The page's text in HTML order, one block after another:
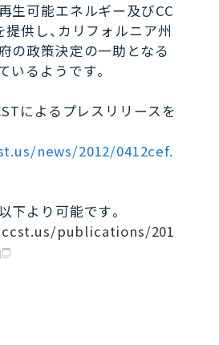
生可能エネルギー及びCC
供し、カリフォルニア州
の政策決定の一助となる
いるようです。
によるプレスリリースを
news/2012/0412cef.
下より可能です。
publications/201